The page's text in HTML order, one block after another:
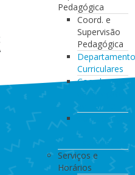
Pedagógica
Coord. e
Supervisão
Pedagógica
Curriculares
Coordenação
da Direção
de Turma
Coordenação
de
Serviços e
Horários